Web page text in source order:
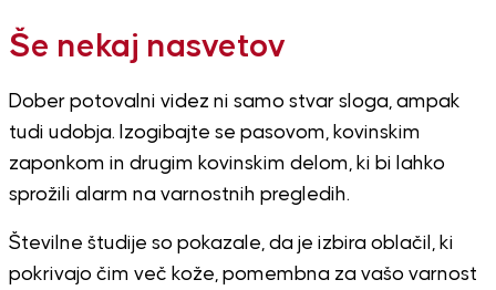
Še nekaj nasvetov
Dober potovalni videz ni samo stvar sloga, ampak
tudi udobja. Izogibajte se pasovom, kovinskim
zaponkom in drugim kovinskim delom, ki bi lahko
sprožili alarm na varnostnih pregledih.
Številne študije so pokazale, da je izbira oblačil, ki
pokrivajo čim več kože, pomembna za vašo varnost